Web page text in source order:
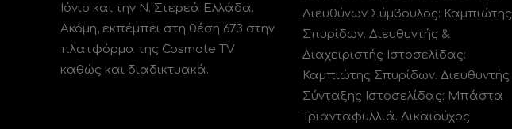
Ιόνιο και την Ν. Στερεά Ελλάδα.
Ακόμη, εκπέμπει στη θέση 673 στην
πλατφόρμα της Cosmote TV
καθώς και διαδικτυακά.
Διευθύνων Σύμβουλος: Καμπιώτης
Σπυρίδων. Διευθυντής &
Διαχειριστής Ιστοσελίδας:
Καμπιώτης Σπυρίδων. Διευθυντής
Σύνταξης Ιστοσελίδας: Μπάστα
Τριανταφυλλιά. Δικαιούχος